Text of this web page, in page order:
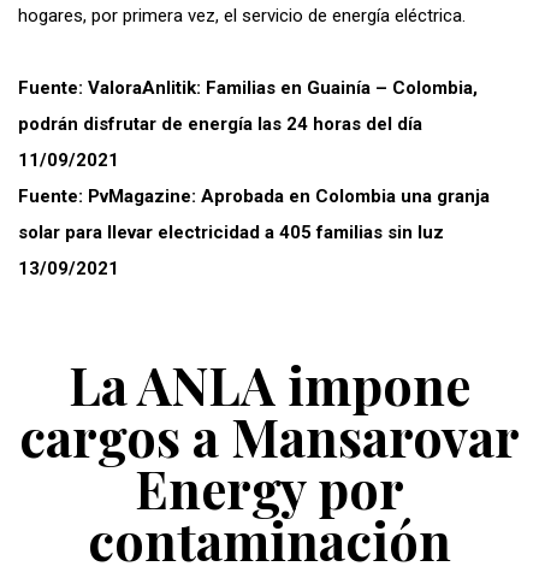
hogares, por primera vez, el servicio de energía eléctrica.
Fuente: ValoraAnlitik: Familias en Guainía – Colombia,
podrán disfrutar de energía las 24 horas del día
11/09/2021
Fuente: PvMagazine: Aprobada en Colombia una granja
solar para llevar electricidad a 405 familias sin luz
13/09/2021
La ANLA impone
cargos a Mansarovar
Energy por
contaminación